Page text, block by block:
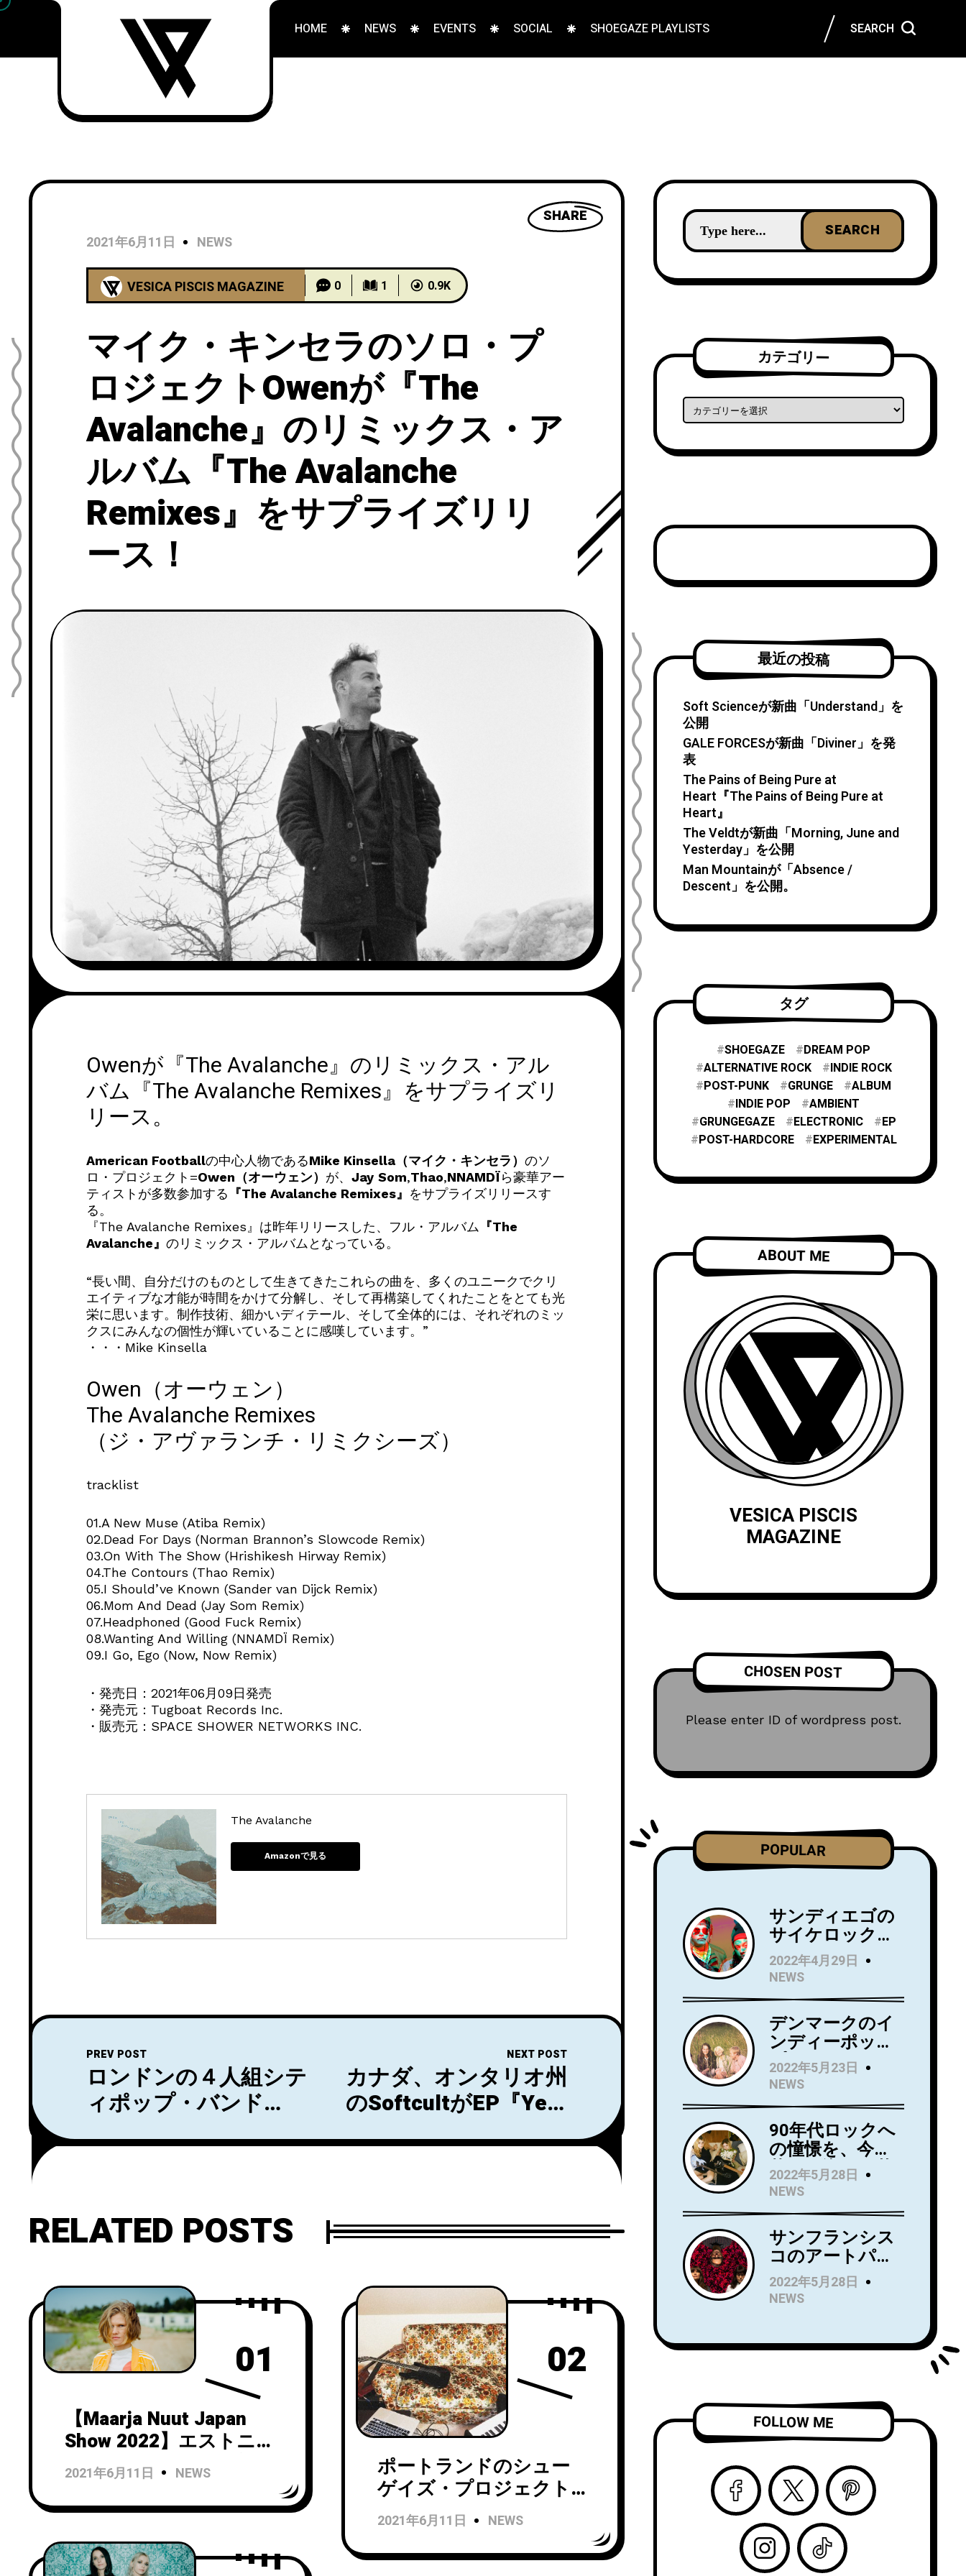
HOME NEWS EVENTS SOCIAL SHOEGAZE PLAYLISTS SEARCH
SHARE
2021年6月11日
NEWS
VESICA PISCIS MAGAZINE 0 1 0.9K
マイク・キンセラのソロ・プ
ロジェクトOwenが『The
Avalanche』のリミックス・ア
ルバム『The Avalanche
Remixes』をサプライズリリ
ース！
Owenが『The Avalanche』のリミックス・アル
バム『The Avalanche Remixes』をサプライズリ
リース。
American Footballの中心人物であるMike Kinsella（マイク・キンセラ） のソ
ロ・プロジェクト=Owen（オーウェン） が、 Jay Som,Thao,NNAMDÏら豪華アー
ティストが多数参加する 『The Avalanche Remixes』 をサプライズリリースす
る。
『The Avalanche Remixes』は昨年リリースした、フル・アルバム 『The
Avalanche』 のリミックス・アルバムとなっている。
“長い間、自分だけのものとして生きてきたこれらの曲を、多くのユニークでクリ
エイティブな才能が時間をかけて分解し、そして再構築してくれたことをとても光
栄に思います。制作技術、細かいディテール、そして全体的には、それぞれのミッ
クスにみんなの個性が輝いていることに感嘆しています。”
・・・Mike Kinsella
Owen（オーウェン）
The Avalanche Remixes
（ジ・アヴァランチ・リミクシーズ）
tracklist
01.A New Muse (Atiba Remix)
02.Dead For Days (Norman Brannon’s Slowcode Remix)
03.On With The Show (Hrishikesh Hirway Remix)
04.The Contours (Thao Remix)
05.I Should’ve Known (Sander van Dijck Remix)
06.Mom And Dead (Jay Som Remix)
07.Headphoned (Good Fuck Remix)
08.Wanting And Willing (NNAMDÏ Remix)
09.I Go, Ego (Now, Now Remix)
・発売日：2021年06月09日発売
・発売元：Tugboat Records Inc.
・販売元：SPACE SHOWER NETWORKS INC.
The Avalanche
Amazonで見る
PREV POST
ロンドンの４人組シテ
ィポップ・バンド
Music Up」のライ
NEXT POST
カナダ、オンタリオ州
のSoftcultがEP『Year
「Bird Song」のMVを
RELATED POSTS
01
【Maarja Nuut Japan
Show 2022】エストニア
の類い稀なる才能が初来
日決定！共演にはエスト
ニアで交流も果たした
音楽を高く評価している
2021年6月11日 NEWS
02
ポートランドのシュー
ゲイズ・プロジェクト
Animal Ghostsが
「Will」をリリース！
2021年6月11日 NEWS
カテゴリー
カテゴリー
最近の投稿
Soft Scienceが新曲「Understand」を
公開
GALE FORCESが新曲「Diviner」を発
表
The Pains of Being Pure at
Heart『The Pains of Being Pure at
Heart』
The Veldtが新曲「Morning, June and
Yesterday」を公開
Man Mountainが「Absence /
Descent」を公開。
タグ
SHOEGAZE
DREAM POP
ALTERNATIVE ROCK
INDIE ROCK
POST-PUNK
GRUNGE
ALBUM
INDIE POP
AMBIENT
GRUNGEGAZE
ELECTRONIC
EP
POST-HARDCORE
EXPERIMENTAL
ABOUT ME
VESICA PISCIS
MAGAZINE
CHOSEN POST
Please enter ID of wordpress post.
POPULAR
サンディエゴの
サイケロック・
バンドWild Wild
Wets、ニュー・
アルバム『Love
Always』を5月
27日にリリー
ス！アルバムか
らニューシング
ル 「Holding」
のビデオを公
開！
2022年4月29日
NEWS
デンマークのイ
ンディーポッ
プ・バンド
Kindsightが5月
25日にデビュ
ー・アルバム
『Swedish
Punk』をリリー
ス！
2022年5月23日
NEWS
90年代ロックへ
の憧憬を、今に
落とし込んだ若
き俊英Mommaが
日本デビューア
ルバム
『Household
Name』を7月に
リリース！Wet
LegのUS公演で
クトを務め、8月
からはSnail Mail
を務める注目
株！
2022年5月28日
NEWS
サンフランシス
コのアートパン
クトリオRip
Roomが、
LP『Alight and
「Complication
」のビデオを公
開！
2022年5月28日
NEWS
FOLLOW ME